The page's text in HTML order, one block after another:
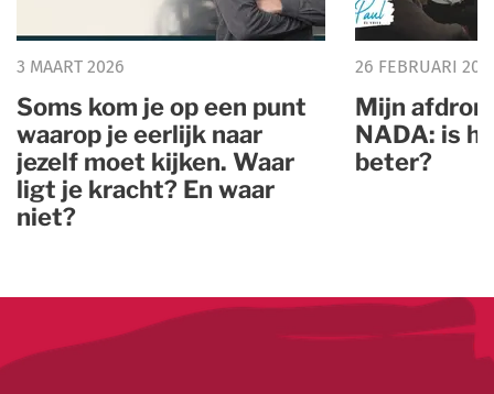
3 MAART 2026
Soms kom je op een punt
waarop je eerlijk naar
jezelf moet kijken. Waar
ligt je kracht? En waar
niet?
26 FEBRUARI
Mijn
NADA: is
beter?